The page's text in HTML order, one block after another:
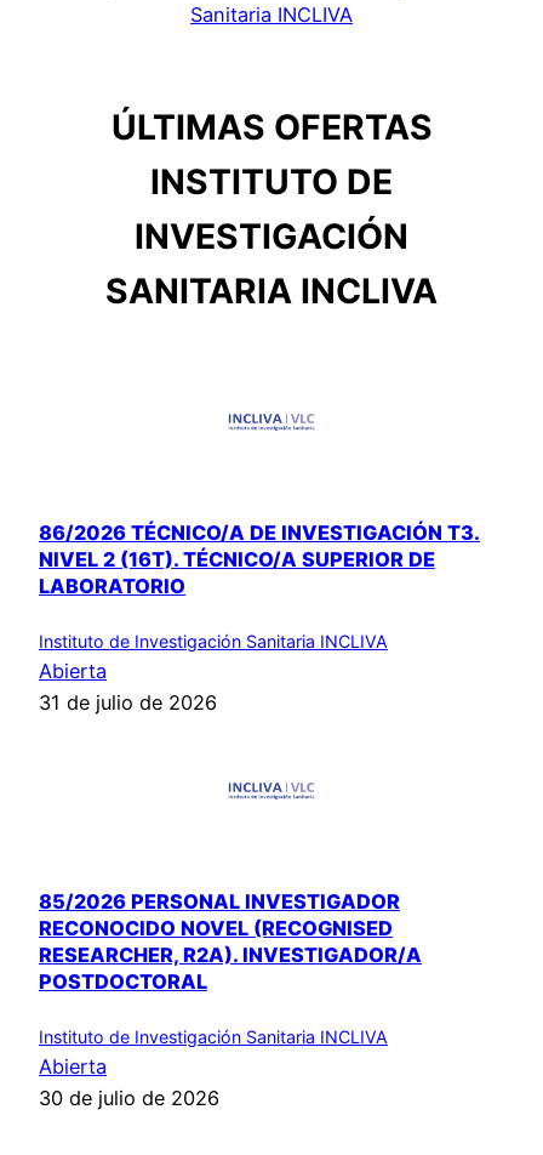
Sanitaria INCLIVA
ÚLTIMAS OFERTAS
INSTITUTO DE
INVESTIGACIÓN
SANITARIA INCLIVA
86/2026 TÉCNICO/A DE INVESTIGACIÓN T3.
NIVEL 2 (16T). TÉCNICO/A SUPERIOR DE
LABORATORIO
Instituto de Investigación Sanitaria INCLIVA
Abierta
31 de julio de 2026
85/2026 PERSONAL INVESTIGADOR
RECONOCIDO NOVEL (RECOGNISED
RESEARCHER, R2A). INVESTIGADOR/A
POSTDOCTORAL
Instituto de Investigación Sanitaria INCLIVA
Abierta
30 de julio de 2026